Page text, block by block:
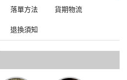
落單方法 貨期物流
退換須知